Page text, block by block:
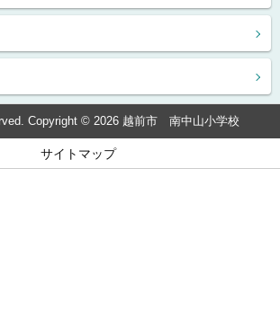
Copyright © 2026 越前市 南中山小学校
サイトマップ